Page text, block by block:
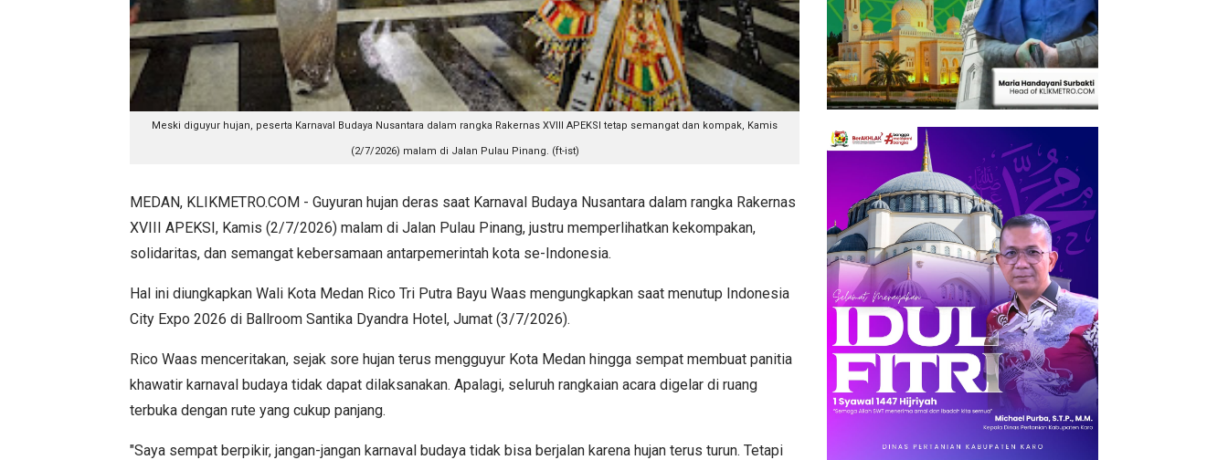
Meski diguyur hujan, peserta Karnaval Budaya Nusantara dalam rangka Rakernas XVIII APEKSI tetap semangat dan kompak, Kamis
(2/7/2026) malam di Jalan Pulau Pinang. (ft-ist)
MEDAN, KLIKMETRO.COM - Guyuran hujan deras saat Karnaval Budaya Nusantara dalam rangka Rakernas
XVIII APEKSI, Kamis (2/7/2026) malam di Jalan Pulau Pinang, justru memperlihatkan kekompakan,
solidaritas, dan semangat kebersamaan antarpemerintah kota se-Indonesia.
Hal ini diungkapkan Wali Kota Medan Rico Tri Putra Bayu Waas mengungkapkan saat menutup Indonesia
City Expo 2026 di Ballroom Santika Dyandra Hotel, Jumat (3/7/2026).
Rico Waas menceritakan, sejak sore hujan terus mengguyur Kota Medan hingga sempat membuat panitia
khawatir karnaval budaya tidak dapat dilaksanakan. Apalagi, seluruh rangkaian acara digelar di ruang
terbuka dengan rute yang cukup panjang.
"Saya sempat berpikir, jangan-jangan karnaval budaya tidak bisa berjalan karena hujan terus turun. Tetapi